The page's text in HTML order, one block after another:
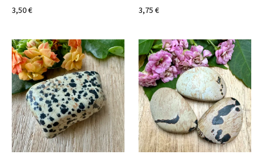
3,50 €
3,75 €